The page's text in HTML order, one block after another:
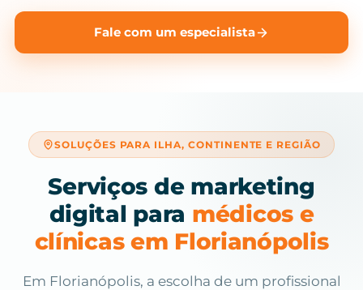
Fale com um especialista
SOLUÇÕES PARA ILHA, CONTINENTE E REGIÃO
Serviços de marketing
digital para médicos e
clínicas em Florianópolis
Em Florianópolis, a escolha de um profissional